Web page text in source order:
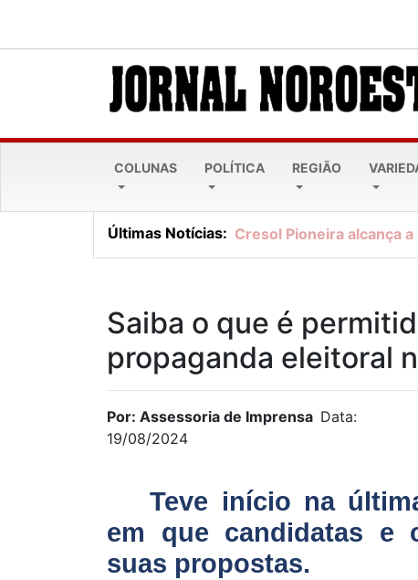
COLUNAS POLÍTICA REGIÃO
Últimas Notícias: Cresol Pioneira alcança
Saiba o que é
propaganda eleitoral
Por: Assessoria de Imprensa Data:
19/08/2024
Teve início na
em que candidatas e
suas propostas.